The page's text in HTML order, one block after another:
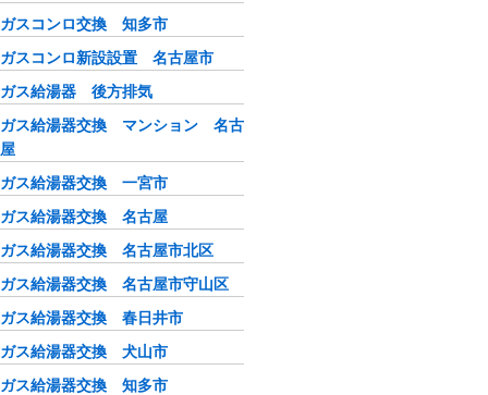
ガスコンロ交換 知多市
ガスコンロ新設設置 名古屋市
ガス給湯器 後方排気
ガス給湯器交換 マンション 名古
屋
ガス給湯器交換 一宮市
ガス給湯器交換 名古屋
ガス給湯器交換 名古屋市北区
ガス給湯器交換 名古屋市守山区
ガス給湯器交換 春日井市
ガス給湯器交換 犬山市
ガス給湯器交換 知多市